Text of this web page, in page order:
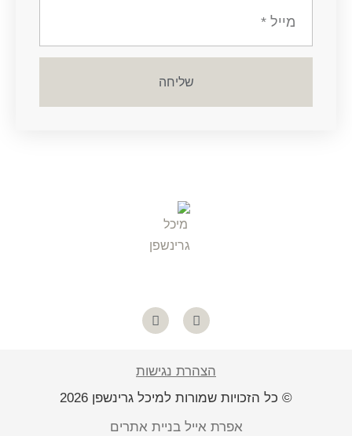
שליחה
הצהרת נגישות
© כל הזכויות שמורות למיכל גרינשפן 2026
אפרת אייל בניית אתרים